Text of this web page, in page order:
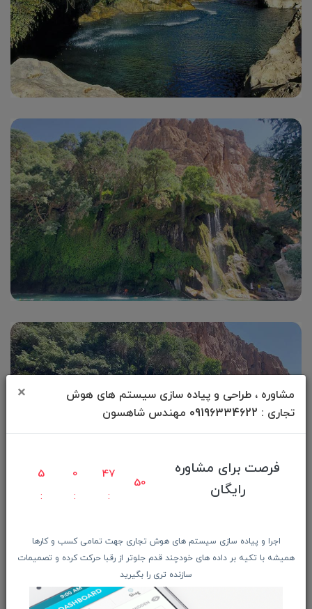
مشاوره ، طراحی و پیاده سازی سیستم های هوش
تجاری : 09196334622 مهندس شاهسون
×
فرصت برای مشاوره
رایگان
5 0 47
47
اجرا و پیاده سازی سیستم های هوش تجاری جهت تمامی کسب و کارها
همیشه با تکیه بر داده های خودچند قدم جلوتر از رقبا حرکت کرده و تصمیمات
سازنده تری را بگیرید
در کنار ما بمونید !!!
دوست دارید از آخرین جشنواره های تخفیفی ، اخبار فناوری و